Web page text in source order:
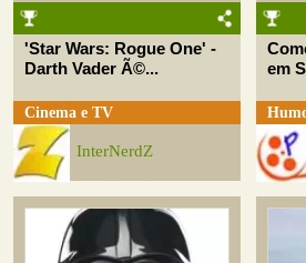
'Star Wars: Rogue One' -
Darth Vader Ã©...
Cinema e TV
InterNerdZ
em